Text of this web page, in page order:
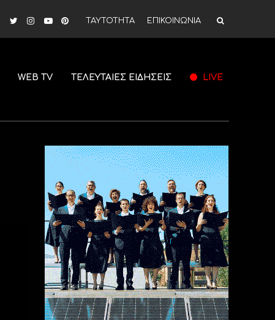
ΤΑΥΤΟΤΗΤΑ ΕΠΙΚΟΙΝΩΝΙΑ
WEB TV ΤΕΛΕΥΤΑΙΕΣ ΕΙΔΗΣΕΙΣ LIVE